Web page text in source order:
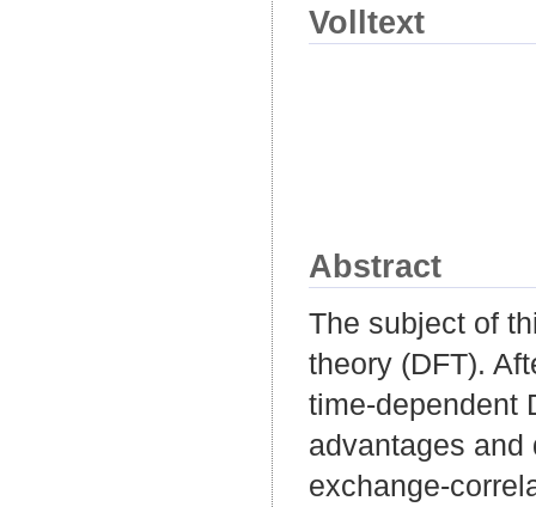
Volltext
Abstract
The subject of
theory (DFT).
time-dependent
advantages and
exchange-